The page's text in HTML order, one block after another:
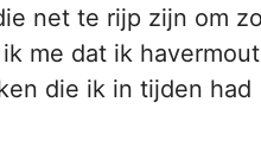
net te rijp zijn om
me dat ik
die ik in tijden had